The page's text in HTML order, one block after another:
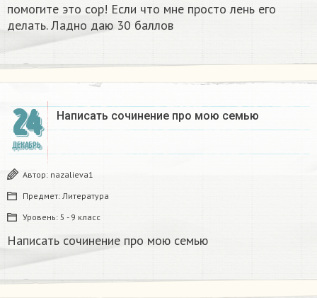
помогите это сор! Если что мне просто лень его
делать. Ладно даю 30 баллов​
24
ДЕКАБРЬ
Написать сочинение про мою семью ​
Автор: nazalieva1
Предмет: Литература
Уровень: 5 - 9 класс
Написать сочинение про мою семью ​